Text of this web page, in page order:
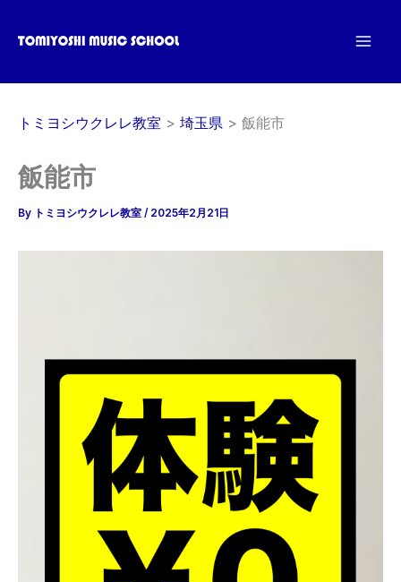
ス
トミヨシウクレレ教室 埼玉県 飯能市
飯能市
By トミヨシウクレレ教室 / 2025年2月21日